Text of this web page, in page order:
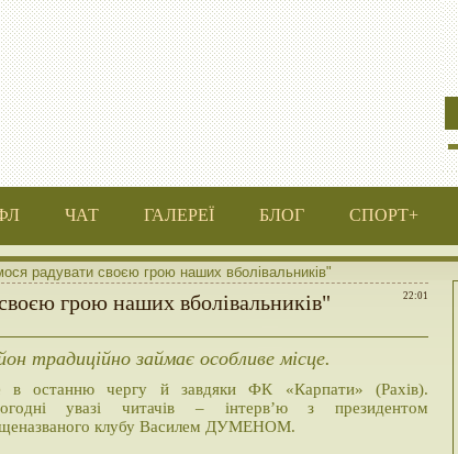
ЧАТ ГАЛЕРЕЇ БЛОГ СПОРТ+
радувати своєю грою наших вболівальників"
22:01
грою наших вболівальників"
традиційно займає особливе місце.
в останню чергу й завдяки ФК «Карпати» (Рахів).
увазі читачів – інтерв’ю з президентом
клубу Василем ДУМЕНОМ.